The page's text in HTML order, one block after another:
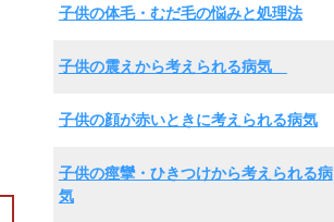
子供の体毛・むだ毛の悩みと処理法
子供の震えから考えられる病気
子供の顔が赤いときに考えられる病気
子供の痙攣・ひきつけから考えられる病
気